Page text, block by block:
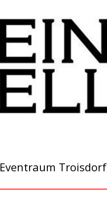
Eventraum Troisdorf